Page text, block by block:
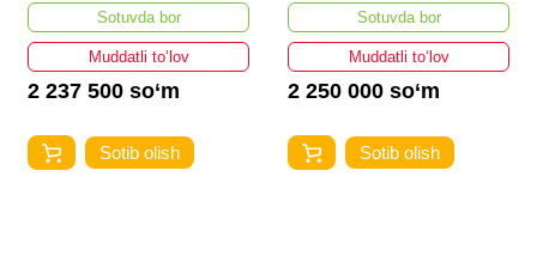
Sotuvda bor
Muddatli to‘lov
2 237 500 so‘m
Sotib olish
Sotuvda bor
Muddatli to‘lov
2 250 000 so‘m
Sotib olish